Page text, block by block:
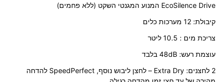
EcoSilence Drive המנוע המגנטי השקט (ללא פחמים)
קיבולת: 12 מערכות כלים
צריכת מים : 10.5 ליטר
עוצמת רעש: 48dB בלבד
2 לחצנים: Extra Dry – לחצן ליבוש נוסף, SpeedPerfect להדחה